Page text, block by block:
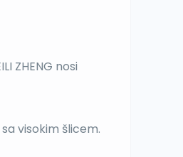
ZHENG nosi
visokim šlicem.